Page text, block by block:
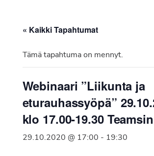
Ry
vuonna
Suomen
Syöpäyhdistyksen
jäsenjärjestö.
« Kaikki Tapahtumat
Tämä tapahtuma on mennyt.
Webinaari ”Liikunta ja
eturauhassyöpä”
klo 17.00-19.30
29.10.2020 @ 17:00 - 19:30